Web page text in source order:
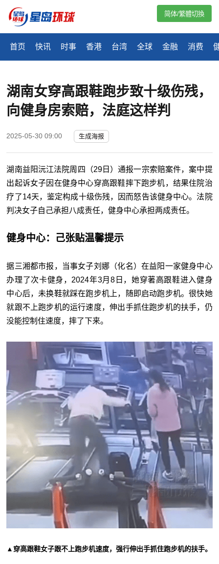
首页 快讯 时事 香港 台湾 全球 金融 消费
简体/繁體切換
湖南女穿高跟鞋跑步致十级伤残，
向健身房索赔，法庭这样判
2025-05-30 09:00 生成海报
湖南益阳沅江法院周四（29日）通报一宗索赔案件，案中提
出起诉女子因在健身中心穿高跟鞋摔下跑步机，结果住院治
疗了14天，鉴定构成十级伤残，因而怒告该健身中心。法院
判决女子自己承担八成责任，健身中心承担两成责任。
健身中心：己张贴温馨提示
据三湘都市报，当事女子刘娜（化名）在益阳一家健身中心
办理了次卡健身，2024年3月8日，她穿著高跟鞋进入健身
中心后，未换鞋就踩在跑步机上，随即启动跑步机。很快她
就跟不上跑步机的运行速度，伸出手抓住跑步机的扶手，仍
没能控制住速度，摔了下来。
▲穿高跟鞋女子跟不上跑步机速度，强行伸出手抓住跑步机的扶手。